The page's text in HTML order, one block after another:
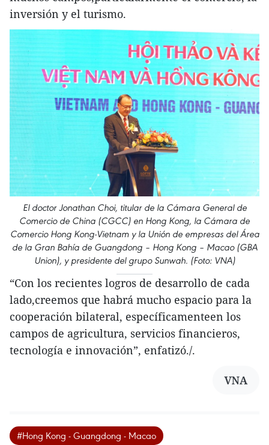
inversión y el turismo.
El doctor Jonathan Choi, titular de la Cámara General de
Comercio de China (CGCC) en Hong Kong, la Cámara de
Comercio Hong Kong-Vietnam y la Unión de empresas del Área
de la Gran Bahía de Guangdong – Hong Kong – Macao (GBA
Union), y presidente del grupo Sunwah. (Foto: VNA)
“Con los recientes logros de desarrollo de cada
lado,creemos que habrá mucho espacio para la
cooperación bilateral, específicamenteen los
campos de agricultura, servicios financieros,
tecnología e innovación”, enfatizó./.
VNA
#Hong Kong - Guangdong - Macao